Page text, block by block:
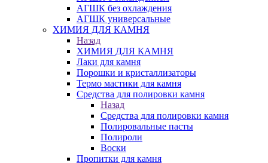
АГШК без охлаждения
АГШК универсальные
ХИМИЯ ДЛЯ КАМНЯ
Назад
ХИМИЯ ДЛЯ КАМНЯ
Лаки для камня
Порошки и кристаллизаторы
Термо мастики для камня
Средства для полировки камня
Назад
Средства для полировки камня
Полировальные пасты
Полироли
Воски
Пропитки для камня